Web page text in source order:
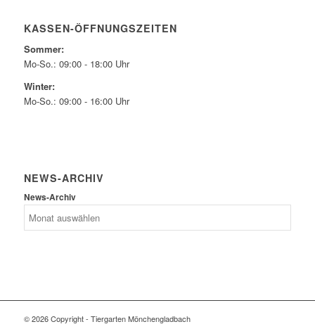
KASSEN-ÖFFNUNGSZEITEN
Sommer:
Mo-So.: 09:00 - 18:00 Uhr
Winter:
Mo-So.: 09:00 - 16:00 Uhr
NEWS-ARCHIV
News-Archiv
© 2026 Copyright - Tiergarten Mönchengladbach